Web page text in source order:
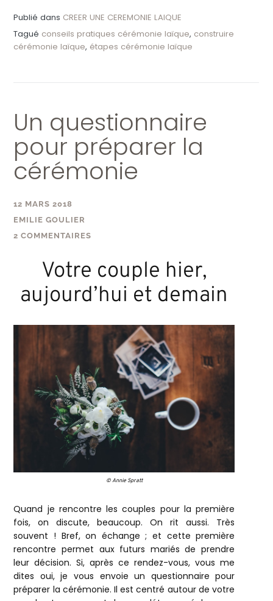
Publié dans CREER UNE CEREMONIE LAIQUE
Tagué conseils pratiques cérémonie laïque, construire
cérémonie laïque, étapes cérémonie laïque
Un questionnaire
pour préparer la
cérémonie
12 MARS 2018
EMILIE GOULIER
2 COMMENTAIRES
Votre couple hier,
aujourd’hui et demain
© Annie Spratt
Quand je rencontre les couples pour la première
fois, on discute, beaucoup. On rit aussi. Très
souvent ! Bref, on échange ; et cette première
rencontre permet aux futurs mariés de prendre
leur décision. Si, après ce rendez-vous, vous me
dites oui, je vous envoie un questionnaire pour
préparer la cérémonie. Il est centré autour de votre